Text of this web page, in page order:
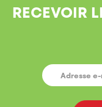
RECEVOIR
E-
MAIL *